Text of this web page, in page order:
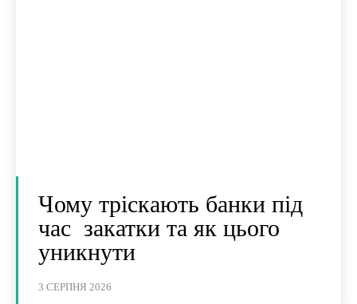
Чому тріскають банки під
час закатки та як цього
уникнути
3 СЕРПНЯ 2026